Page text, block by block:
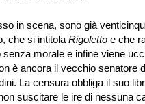
in scena, sono già
che si intitola Rigolettoe che
morale e infine viene
è ancora il vecchio senatore
La censura obbliga il suo
suscitare le ire di nessuna